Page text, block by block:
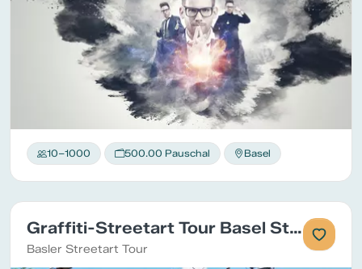
10–1000 500.00 Pauschal Basel
Graffiti-Streetart Tour Basel Stadt
Basler Streetart Tour